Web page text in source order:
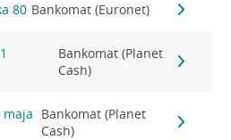
80 Bankomat (Euronet)
Bankomat (Planet
Cash)
maja Bankomat (Planet
Cash)